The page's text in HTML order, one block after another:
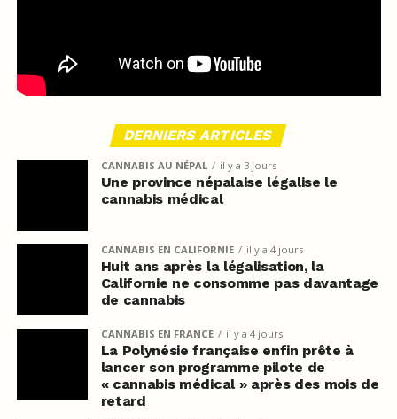
DERNIERS ARTICLES
CANNABIS AU NÉPAL il y a 3 jours
Une province népalaise légalise le
cannabis médical
CANNABIS EN CALIFORNIE il y a 4 jours
Huit ans après la légalisation, la
Californie ne consomme pas davantage
de cannabis
CANNABIS EN FRANCE il y a 4 jours
La Polynésie française enfin prête à
lancer son programme pilote de
« cannabis médical » après des mois de
retard